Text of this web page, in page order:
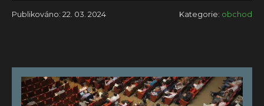
Publikováno: 22. 03. 2024 Kategorie: obchod